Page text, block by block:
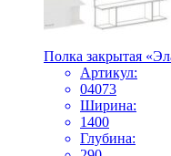
Полка закрытая
Артикул:
04073
Ширина:
1400
Глубина: